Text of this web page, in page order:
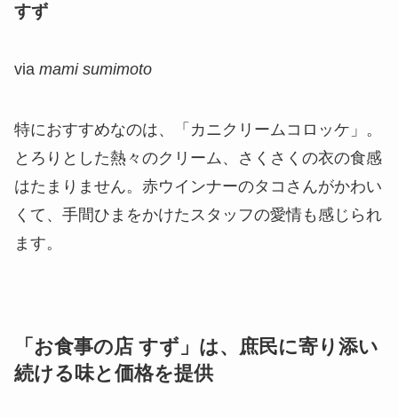
すず
via mami sumimoto
特におすすめなのは、「カニクリームコロッケ」。
とろりとした熱々のクリーム、さくさくの衣の食感
はたまりません。赤ウインナーのタコさんがかわい
くて、手間ひまをかけたスタッフの愛情も感じられ
ます。
「お食事の店 すず」は、庶民に寄り添い
続ける味と価格を提供